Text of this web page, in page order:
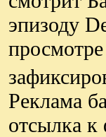
эпизоду
Реклама
отсылка